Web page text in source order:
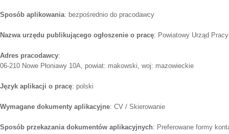
Sposób aplikowania: bezpośrednio do pracodawcy
Nazwa urzędu publikującego ogłoszenie o pracę: Powiatowy Urząd
Adres pracodawcy:
06-210 Nowe Płoniawy 10A, powiat: makowski, woj: mazowieckie
Język aplikacji o pracę: polski
Wymagane dokumenty aplikacyjne: CV / Skierowanie
Sposób przekazania dokumentów aplikacyjnych: Preferowane formy